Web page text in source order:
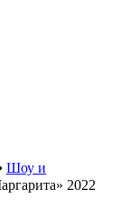
Шоу и
2022